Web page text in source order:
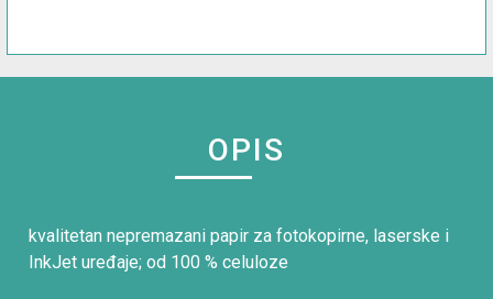
OPIS
kvalitetan nepremazani papir za fotokopirne, laserske i
InkJet uređaje; od 100 % celuloze